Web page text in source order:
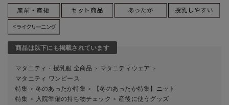
商品は以下にも掲載されています
マタニティ・授乳服 全商品 ＞ マタニティウェア ＞
マタニティ ワンピース
特集
＞ 冬のあったか特集 ＞
【冬のあったか特集】ニット
特集
＞ 入院準備の持ち物チェック ＞ 産後に使うグッズ